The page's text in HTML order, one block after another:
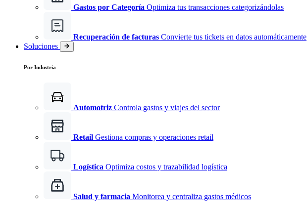
Gastos por Categoría Optimiza tus transacciones categorizándolas
Recuperación de facturas Convierte tus tickets en datos automáticamente
Soluciones
Por Industria
Automotriz Controla gastos y viajes del sector
Retail Gestiona compras y operaciones retail
Logística Optimiza costos y trazabilidad logística
Salud y farmacia Monitorea y centraliza gastos médicos